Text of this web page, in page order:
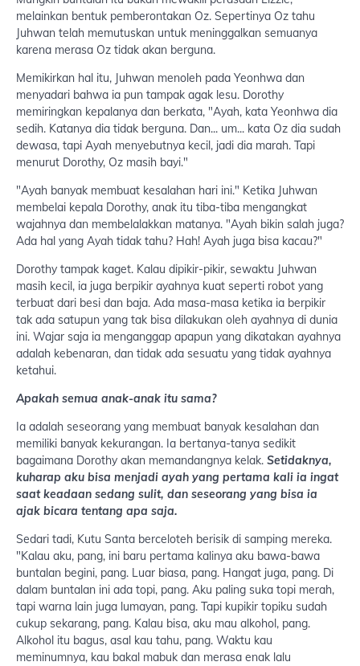
melainkan bentuk pemberontakan Oz. Sepertinya Oz tahu
Juhwan telah memutuskan untuk meninggalkan semuanya
karena merasa Oz tidak akan berguna.
Memikirkan hal itu, Juhwan menoleh pada Yeonhwa dan
menyadari bahwa ia pun tampak agak lesu. Dorothy
memiringkan kepalanya dan berkata, "Ayah, kata Yeonhwa dia
sedih. Katanya dia tidak berguna. Dan... um... kata Oz dia sudah
dewasa, tapi Ayah menyebutnya kecil, jadi dia marah. Tapi
menurut Dorothy, Oz masih bayi."
"Ayah banyak membuat kesalahan hari ini." Ketika Juhwan
membelai kepala Dorothy, anak itu tiba-tiba mengangkat
wajahnya dan membelalakkan matanya. "Ayah bikin salah juga?
Ada hal yang Ayah tidak tahu? Hah! Ayah juga bisa kacau?"
Dorothy tampak kaget. Kalau dipikir-pikir, sewaktu Juhwan
masih kecil, ia juga berpikir ayahnya kuat seperti robot yang
terbuat dari besi dan baja. Ada masa-masa ketika ia berpikir
tak ada satupun yang tak bisa dilakukan oleh ayahnya di dunia
ini. Wajar saja ia menganggap apapun yang dikatakan ayahnya
adalah kebenaran, dan tidak ada sesuatu yang tidak ayahnya
ketahui.
Apakah semua anak-anak itu sama?
Ia adalah seseorang yang membuat banyak kesalahan dan
memiliki banyak kekurangan. Ia bertanya-tanya sedikit
bagaimana Dorothy akan memandangnya kelak. Setidaknya,
kuharap aku bisa menjadi ayah yang pertama kali ia ingat
saat keadaan sedang sulit, dan seseorang yang bisa ia
ajak bicara tentang apa saja.
Sedari tadi, Kutu Santa berceloteh berisik di samping mereka.
"Kalau aku, pang, ini baru pertama kalinya aku bawa-bawa
buntalan begini, pang. Luar biasa, pang. Hangat juga, pang. Di
dalam buntalan ini ada topi, pang. Aku paling suka topi merah,
tapi warna lain juga lumayan, pang. Tapi kupikir topiku sudah
cukup sekarang, pang. Kalau bisa, aku mau alkohol, pang.
Alkohol itu bagus, asal kau tahu, pang. Waktu kau
meminumnya, kau bakal mabuk dan merasa enak lalu